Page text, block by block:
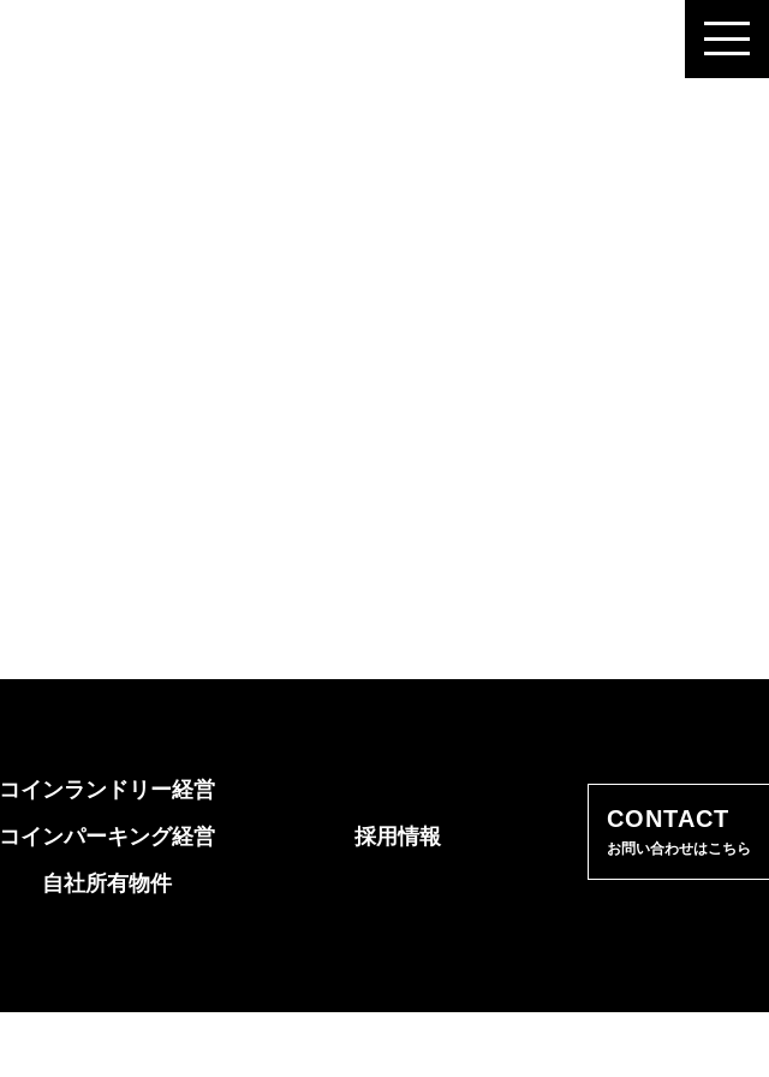
CONTACT
お問い合わせはこちら
コインランドリー経営
コインパーキング経営
自社所有物件
採用情報